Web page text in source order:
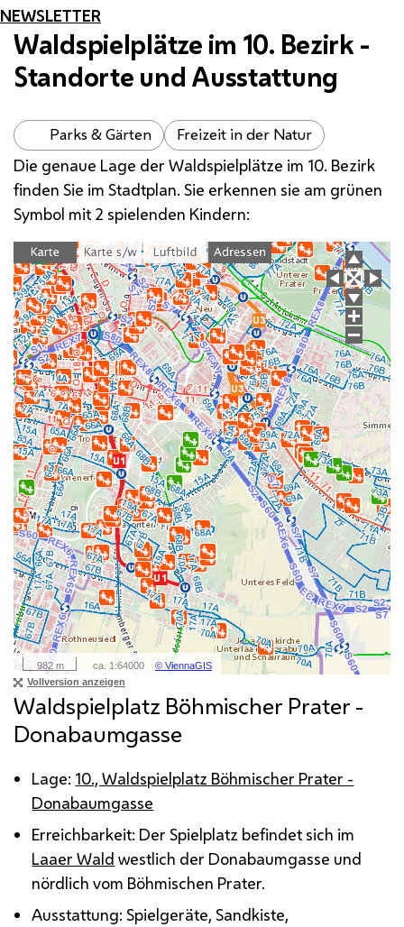
NEWSLETTER
Waldspielplätze im 10. Bezirk -
Standorte und Ausstattung
Parks & Gärten Freizeit in der Natur
Die genaue Lage der Waldspielplätze im 10. Bezirk
finden Sie im Stadtplan. Sie erkennen sie am grünen
Symbol mit 2 spielenden Kindern:
Waldspielplatz Böhmischer Prater -
Donabaumgasse
Lage: 10., Waldspielplatz Böhmischer Prater -
Donabaumgasse
Erreichbarkeit: Der Spielplatz befindet sich im
Laaer Wald westlich der Donabaumgasse und
nördlich vom Böhmischen Prater.
Ausstattung: Spielgeräte, Sandkiste,